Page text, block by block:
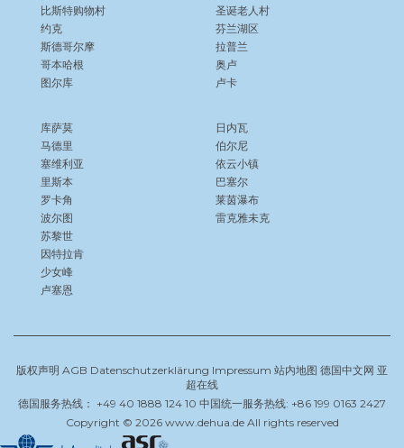
比斯特购物村
约克
斯德哥尔摩
哥本哈根
图尔库
圣诞老人村
芬兰湖区
拉普兰
奥卢
卢卡
库萨莫
马德里
塞维利亚
里斯本
罗卡角
波尔图
苏黎世
因特拉肯
少女峰
卢塞恩
日内瓦
伯尔尼
依云小镇
巴塞尔
莱茵瀑布
雷克雅未克
版权声明 AGB Datenschutzerklärung Impressum 站内地图 德国中文网 亚
超在线
德国服务热线： +49 40 1888 124 10 中国统一服务热线: +86 199 0163 2427
Copyright © 2026 www.dehua.de All rights reserved